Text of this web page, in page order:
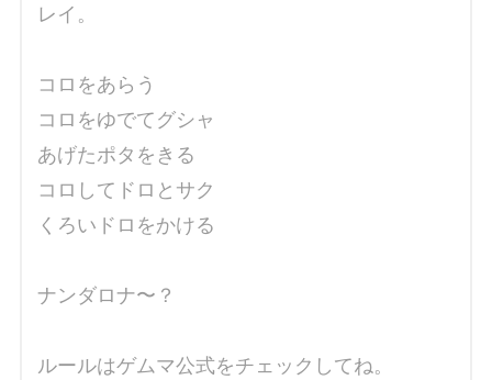
レイ。
コロをあらう
コロをゆでてグシャ
あげたポタをきる
コロしてドロとサク
くろいドロをかける
ナンダロナ〜？
ルールはゲムマ公式をチェックしてね。